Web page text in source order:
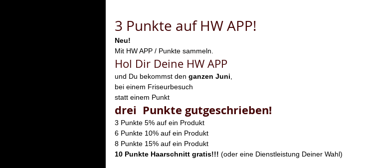
3 Punkte auf HW APP!
Neu!
Mit HW APP / Punkte sammeln.
Hol Dir Deine HW APP
und Du bekommst den ganzen Juni
bei einem Friseurbesuch
statt einem Punkt
drei  Punkte gutgeschrieben!
3 Punkte 5% auf ein Produkt
6 Punkte 10% auf ein Produkt
8 Punkte 15% auf ein Produkt
10 Punkte Haarschnitt gratis!!! (oder eine Dienstleistung Deiner Wahl)